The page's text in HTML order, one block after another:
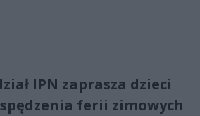
IPN zaprasza dzieci
ferii zimowych